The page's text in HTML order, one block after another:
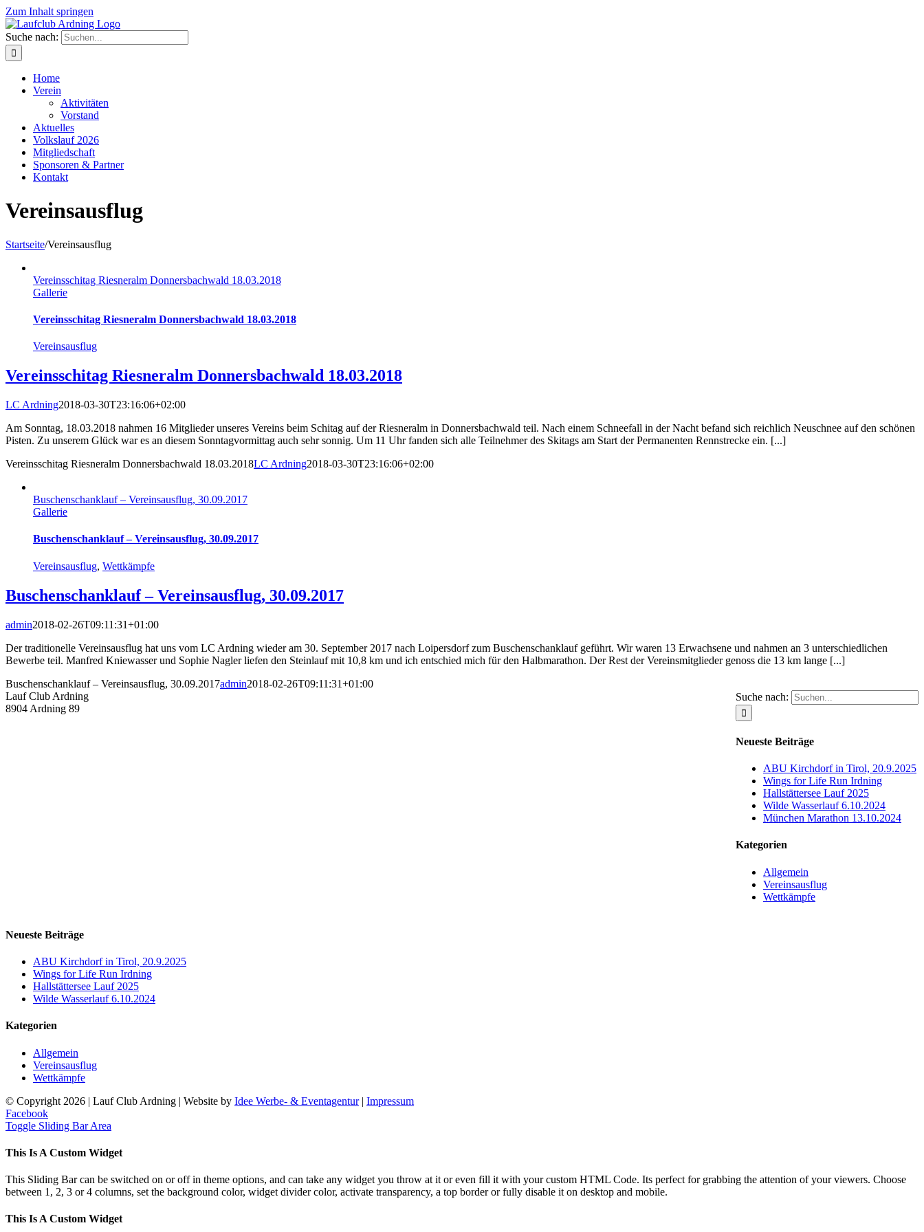
Zum Inhalt springen
Suche nach:
Home
Verein
Aktivitäten
Vorstand
Aktuelles
Volkslauf 2026
Mitgliedschaft
Sponsoren & Partner
Kontakt
Vereinsausflug
Startseite/Vereinsausflug
Vereinsschitag Riesneralm Donnersbachwald 18.03.2018
Gallerie
Vereinsschitag Riesneralm Donnersbachwald 18.03.2018
Vereinsausflug
Vereinsschitag Riesneralm Donnersbachwald 18.03.2018
LC Ardning2018-03-30T23:16:06+02:00
Am Sonntag, 18.03.2018 nahmen 16 Mitglieder unseres Vereins beim Schitag auf der Riesneralm in Donnersbachwald teil. Nach einem Schneefall in der Nacht befand sich reichlich Neuschnee auf den schönen
Pisten. Zu unserem Glück war es an diesem Sonntagvormittag auch sehr sonnig. Um 11 Uhr fanden sich alle Teilnehmer des Skitags am Start der Permanenten Rennstrecke ein. [...]
Vereinsschitag Riesneralm Donnersbachwald 18.03.2018LC Ardning2018-03-30T23:16:06+02:00
Buschenschanklauf – Vereinsausflug, 30.09.2017
Gallerie
Buschenschanklauf – Vereinsausflug, 30.09.2017
Vereinsausflug, Wettkämpfe
Buschenschanklauf – Vereinsausflug, 30.09.2017
admin2018-02-26T09:11:31+01:00
Der traditionelle Vereinsausflug hat uns vom LC Ardning wieder am 30. September 2017 nach Loipersdorf zum Buschenschanklauf geführt. Wir waren 13 Erwachsene und nahmen an 3 unterschiedlichen
Bewerbe teil. Manfred Kniewasser und Sophie Nagler liefen den Steinlauf mit 10,8 km und ich entschied mich für den Halbmarathon. Der Rest der Vereinsmitglieder genoss die 13 km lange [...]
Buschenschanklauf – Vereinsausflug, 30.09.2017admin2018-02-26T09:11:31+01:00
Suche nach:
Neueste Beiträge
ABU Kirchdorf in Tirol, 20.9.2025
Wings for Life Run Irdning
Hallstättersee Lauf 2025
Wilde Wasserlauf 6.10.2024
München Marathon 13.10.2024
Kategorien
Allgemein
Vereinsausflug
Wettkämpfe
Lauf Club Ardning
8904 Ardning 89
Neueste Beiträge
ABU Kirchdorf in Tirol, 20.9.2025
Wings for Life Run Irdning
Hallstättersee Lauf 2025
Wilde Wasserlauf 6.10.2024
Kategorien
Allgemein
Vereinsausflug
Wettkämpfe
© Copyright 2026 | Lauf Club Ardning | Website by Idee Werbe- & Eventagentur| Impressum
Facebook
Toggle Sliding Bar Area
This Is A Custom Widget
This Sliding Bar can be switched on or off in theme options, and can take any widget you throw at it or even fill it with your custom HTML Code. Its perfect for grabbing the attention of your viewers. Choose
between 1, 2, 3 or 4 columns, set the background color, widget divider color, activate transparency, a top border or fully disable it on desktop and mobile.
This Is A Custom Widget